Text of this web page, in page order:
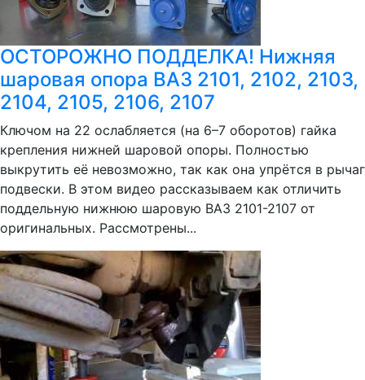
ОСТОРОЖНО ПОДДЕЛКА! Нижняя
шаровая опора ВАЗ 2101, 2102, 2103,
2104, 2105, 2106, 2107
Ключом на 22 ослабляется (на 6–7 оборотов) гайка
крепления нижней шаровой опоры. Полностью
выкрутить её невозможно, так как она упрётся в рычаг
подвески. В этом видео рассказываем как отличить
поддельную нижнюю шаровую ВАЗ 2101-2107 от
оригинальных. Рассмотрены...